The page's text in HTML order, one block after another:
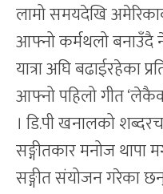
लामो समयदेखि
आफ्नो कर्मथलो बनाउँदै
यात्रा अघि बढाईरहेका
आफ्नो पहिलो गीत
। डि.पी खनालको
सङ्गीतकार मनोज
सङ्गीत संयोजन गरेका